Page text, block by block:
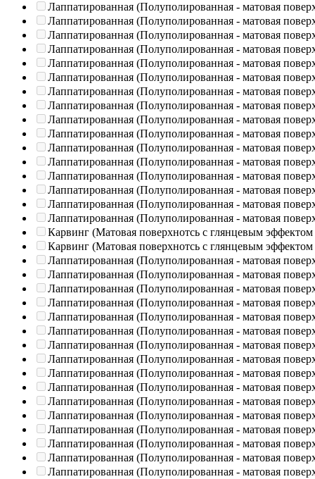
Лаппатированная (Полуполированная - матовая
Лаппатированная (Полуполированная - матовая
Лаппатированная (Полуполированная - матовая
Лаппатированная (Полуполированная - матовая
Лаппатированная (Полуполированная - матовая
Лаппатированная (Полуполированная - матовая
Лаппатированная (Полуполированная - матовая
Лаппатированная (Полуполированная - матовая
Лаппатированная (Полуполированная - матовая
Лаппатированная (Полуполированная - матовая
Лаппатированная (Полуполированная - матовая
Лаппатированная (Полуполированная - матовая
Лаппатированная (Полуполированная - матовая
Лаппатированная (Полуполированная - матовая
Лаппатированная (Полуполированная - матовая
Лаппатированная (Полуполированная - матовая
Карвинг (Матовая поверхнотсь с глянцевым эффектом
Карвинг (Матовая поверхнотсь с глянцевым эффектом
Лаппатированная (Полуполированная - матовая
Лаппатированная (Полуполированная - матовая
Лаппатированная (Полуполированная - матовая
Лаппатированная (Полуполированная - матовая
Лаппатированная (Полуполированная - матовая
Лаппатированная (Полуполированная - матовая
Лаппатированная (Полуполированная - матовая
Лаппатированная (Полуполированная - матовая
Лаппатированная (Полуполированная - матовая
Лаппатированная (Полуполированная - матовая
Лаппатированная (Полуполированная - матовая
Лаппатированная (Полуполированная - матовая
Лаппатированная (Полуполированная - матовая
Лаппатированная (Полуполированная - матовая
Лаппатированная (Полуполированная - матовая
Лаппатированная (Полуполированная - матовая